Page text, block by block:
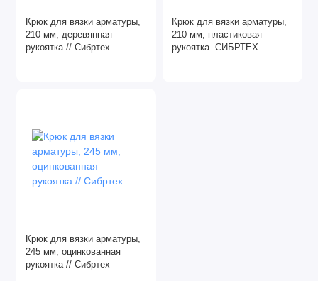
Крюк для вязки арматуры,
210 мм, деревянная
рукоятка // Сибртех
Крюк для вязки арматуры,
210 мм, пластиковая
рукоятка. СИБРТЕХ
Крюк для вязки арматуры,
245 мм, оцинкованная
рукоятка // Сибртех